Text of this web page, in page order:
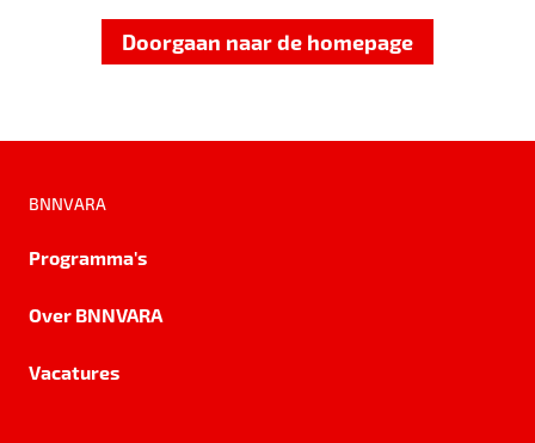
Doorgaan naar de homepage
BNNVARA
Programma's
Over BNNVARA
Vacatures